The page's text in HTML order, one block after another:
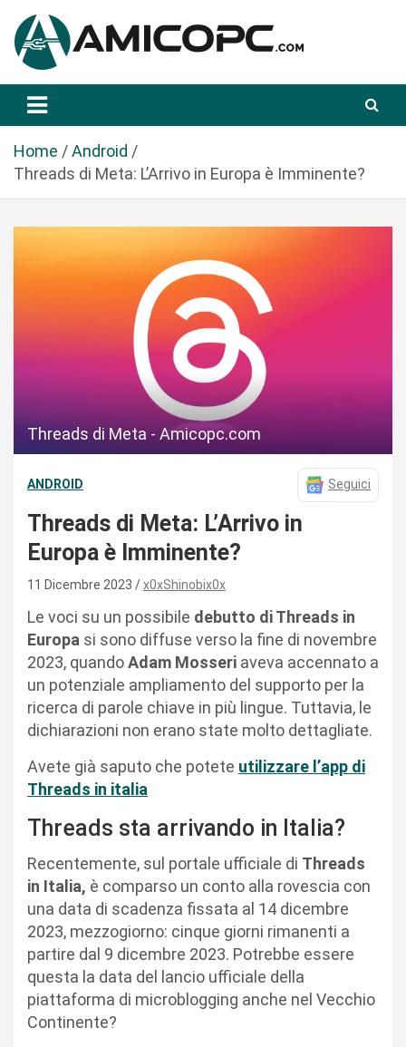
a
Amicopc.com
Home
Android
Threads di Meta: L’Arrivo in Europa è Imminente?
Threads di Meta - Amicopc.com
ANDROID Seguici
Threads di Meta: L’Arrivo in
Europa è Imminente?
11 Dicembre 2023 x0xShinobix0x
Le voci su un possibile debutto di Threads in
Europa si sono diffuse verso la fine di novembre
2023, quandoAdam Mosseri aveva accennato a
un potenziale ampliamento del supporto per la
ricerca di parole chiave in più lingue. Tuttavia, le
dichiarazioni non erano state molto dettagliate.
Avete già saputo che potete utilizzare l’app di
Threads in italia
Threads sta arrivando in Italia?
Recentemente, sul portale ufficiale di Threads
in Italia, è comparso un conto alla rovescia con
una data di scadenza fissata al 14 dicembre
2023, mezzogiorno: cinque giorni rimanenti a
partire dal 9 dicembre 2023. Potrebbe essere
questa la data del lancio ufficiale della
piattaforma di microblogging anche nel Vecchio
Continente?